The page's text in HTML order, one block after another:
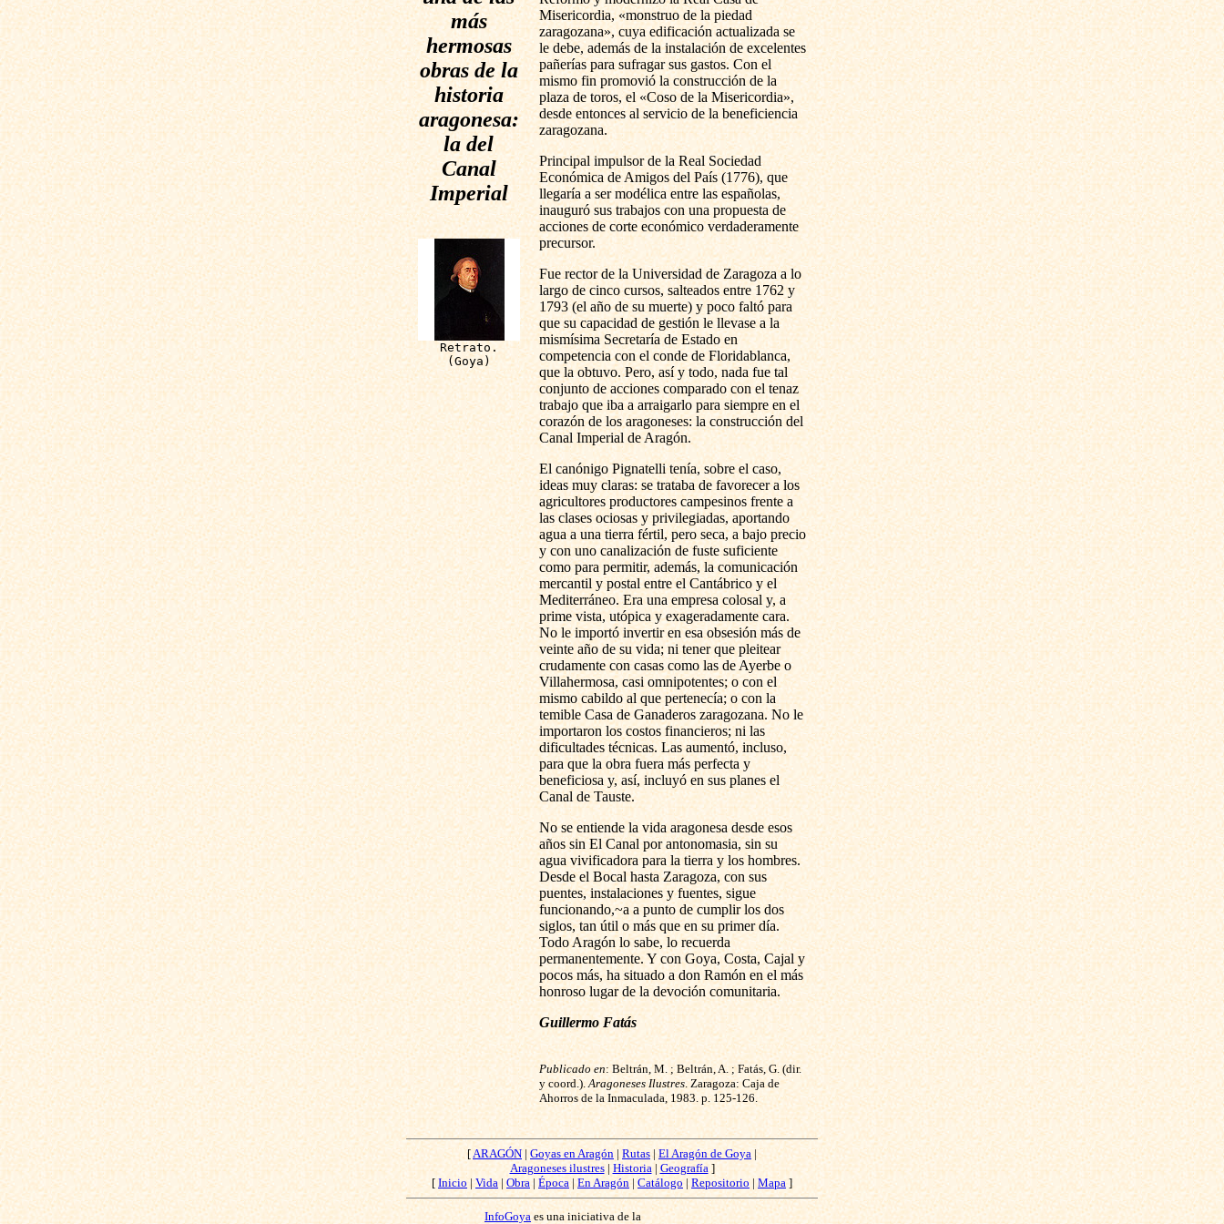
más
hermosas
obras de la
historia
aragonesa:
la del
Canal
Imperial
Retrato.
(Goya)
Misericordia, «monstruo de la piedad
zaragozana», cuya edificación actualizada se
le debe, además de la instalación de excelentes
pañerías para sufragar sus gastos. Con el
mismo fin promovió la construcción de la
plaza de toros, el «Coso de la Misericordia»,
desde entonces al servicio de la beneficiencia
zaragozana.
Principal impulsor de la Real Sociedad
Económica de Amigos del País (1776), que
llegaría a ser modélica entre las españolas,
inauguró sus trabajos con una propuesta de
acciones de corte económico verdaderamente
precursor.
Fue rector de la Universidad de Zaragoza a lo
largo de cinco cursos, salteados entre 1762 y
1793 (el año de su muerte) y poco faltó para
que su capacidad de gestión le llevase a la
mismísima Secretaría de Estado en
competencia con el conde de Floridablanca,
que la obtuvo. Pero, así y todo, nada fue tal
conjunto de acciones comparado con el tenaz
trabajo que iba a arraigarlo para siempre en el
corazón de los aragoneses: la construcción del
Canal Imperial de Aragón.
El canónigo Pignatelli tenía, sobre el caso,
ideas muy claras: se trataba de favorecer a los
agricultores productores campesinos frente a
las clases ociosas y privilegiadas, aportando
agua a una tierra fértil, pero seca, a bajo precio
y con uno canalización de fuste suficiente
como para permitir, además, la comunicación
mercantil y postal entre el Cantábrico y el
Mediterráneo. Era una empresa colosal y, a
prime vista, utópica y exageradamente cara.
No le importó invertir en esa obsesión más de
veinte año de su vida; ni tener que pleitear
crudamente con casas como las de Ayerbe o
Villahermosa, casi omnipotentes; o con el
mismo cabildo al que pertenecía; o con la
temible Casa de Ganaderos zaragozana. No le
importaron los costos financieros; ni las
dificultades técnicas. Las aumentó, incluso,
para que la obra fuera más perfecta y
beneficiosa y, así, incluyó en sus planes el
Canal de Tauste.
No se entiende la vida aragonesa desde esos
años sin El Canal por antonomasia, sin su
agua vivificadora para la tierra y los hombres.
Desde el Bocal hasta Zaragoza, con sus
puentes, instalaciones y fuentes, sigue
funcionando,~a a punto de cumplir los dos
siglos, tan útil o más que en su primer día.
Todo Aragón lo sabe, lo recuerda
permanentemente. Y con Goya, Costa, Cajal y
pocos más, ha situado a don Ramón en el más
honroso lugar de la devoción comunitaria.
Guillermo Fatás
Publicado en: Beltrán, M. ; Beltrán, A. ; Fatás, G. (dir.
y coord.). Aragoneses Ilustres . Zaragoza: Caja de
Ahorros de la Inmaculada, 1983. p. 125-126.
[ ARAGÓN| Goyas en Aragón| Rutas|El Aragón de Goya |
Aragoneses ilustres| Historia| Geografía ]
[ Inicio|Vida | Obra| Época|En Aragón|Catálogo |Repositorio | Mapa ]
InfoGoyaes una iniciativa de la